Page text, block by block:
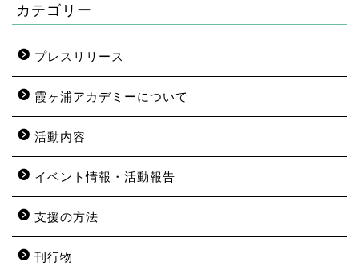
カテゴリー
プレスリリース
霞ヶ浦アカデミーについて
活動内容
イベント情報・活動報告
支援の方法
刊行物